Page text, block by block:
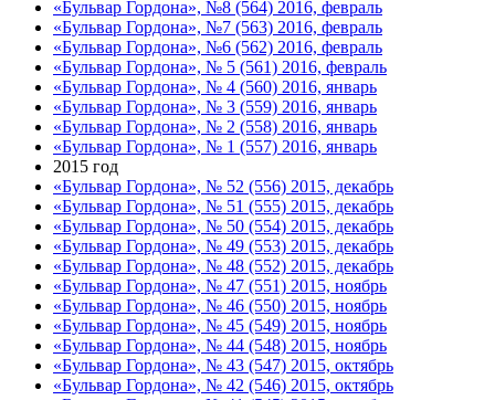
«Бульвар Гордона», №8 (564) 2016, февраль
«Бульвар Гордона», №7 (563) 2016, февраль
«Бульвар Гордона», №6 (562) 2016, февраль
«Бульвар Гордона», № 5 (561) 2016, февраль
«Бульвар Гордона», № 4 (560) 2016, январь
«Бульвар Гордона», № 3 (559) 2016, январь
«Бульвар Гордона», № 2 (558) 2016, январь
«Бульвар Гордона», № 1 (557) 2016, январь
2015 год
«Бульвар Гордона», № 52 (556) 2015, декабрь
«Бульвар Гордона», № 51 (555) 2015, декабрь
«Бульвар Гордона», № 50 (554) 2015, декабрь
«Бульвар Гордона», № 49 (553) 2015, декабрь
«Бульвар Гордона», № 48 (552) 2015, декабрь
«Бульвар Гордона», № 47 (551) 2015, ноябрь
«Бульвар Гордона», № 46 (550) 2015, ноябрь
«Бульвар Гордона», № 45 (549) 2015, ноябрь
«Бульвар Гордона», № 44 (548) 2015, ноябрь
«Бульвар Гордона», № 43 (547) 2015, октябрь
«Бульвар Гордона», № 42 (546) 2015, октябрь